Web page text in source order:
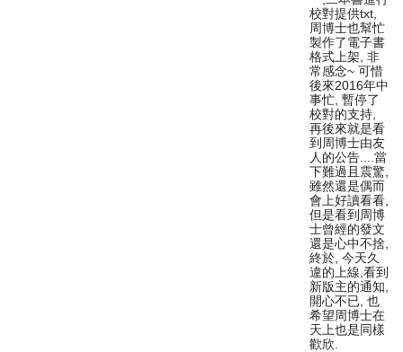
校對提供txt,
周博士也幫忙
製作了電子書
格式上架, 非
常感念~ 可惜
後來2016年中
事忙, 暫停了
校對的支持,
再後來就是看
到周博士由友
人的公告....當
下難過且震驚,
雖然還是偶而
會上好讀看看,
但是看到周博
士曾經的發文
還是心中不捨,
終於, 今天久
違的上線,看到
新版主的通知,
開心不已, 也
希望周博士在
天上也是同樣
歡欣.